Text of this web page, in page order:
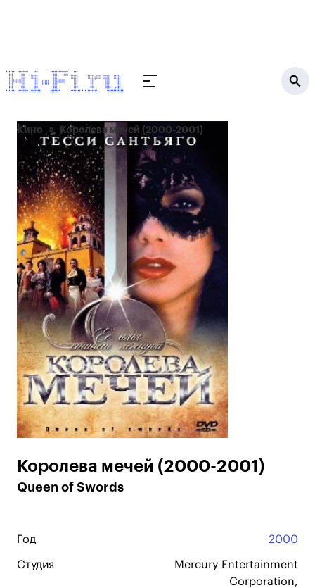
Кино Королева мечей (2000-2001)
Королева мечей (2000-2001)
Queen of Swords
Год 2000
Студия
Mercury Entertainment
Corporation,